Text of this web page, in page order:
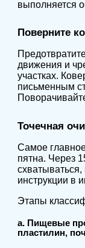
выполняется
Поверните
движения и
участках.
письменным
Точечная
Самое
пятна. Через
инструкции в
Этапы
а. Пищевые
пластилин,